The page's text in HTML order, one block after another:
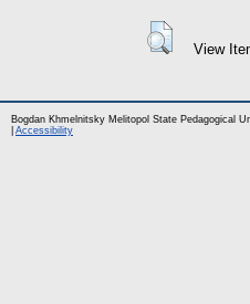
View
Bogdan Khmelnitsky Melitopol State Pedagogical
Accessibility